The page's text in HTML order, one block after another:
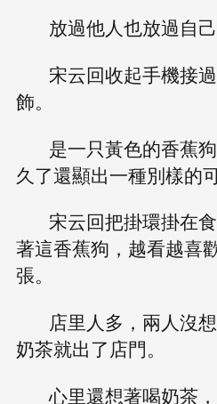
放過他人也放過自己
宋云回收起手機接
飾。
是一只黃色的香蕉
久了還顯出一種別樣的可
宋云回把掛環掛在
著這香蕉狗，越看越喜
張。
店里人多，兩人沒
奶茶就出了店門。
心里還想著喝奶茶